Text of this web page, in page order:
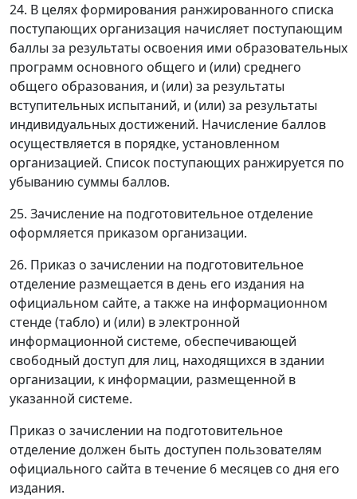
24. В целях формирования ранжированного списка
поступающих организация начисляет поступающим
баллы за результаты освоения ими образовательных
программ основного общего и (или) среднего
общего образования, и (или) за результаты
вступительных испытаний, и (или) за результаты
индивидуальных достижений. Начисление баллов
осуществляется в порядке, установленном
организацией. Список поступающих ранжируется по
убыванию суммы баллов.
25. Зачисление на подготовительное отделение
оформляется приказом организации.
26. Приказ о зачислении на подготовительное
отделение размещается в день его издания на
официальном сайте, а также на информационном
стенде (табло) и (или) в электронной
информационной системе, обеспечивающей
свободный доступ для лиц, находящихся в здании
организации, к информации, размещенной в
указанной системе.
Приказ о зачислении на подготовительное
отделение должен быть доступен пользователям
официального сайта в течение 6 месяцев со дня его
издания.